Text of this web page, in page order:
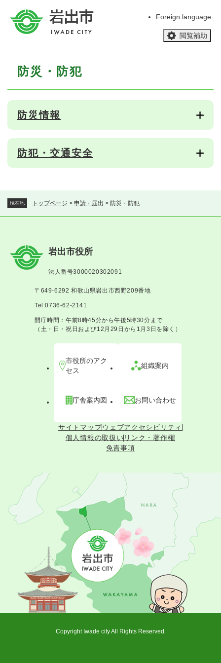
Foreign language
閲覧補助
現在地 トップページ > 申請・届出 > 防災・防犯
防災・防犯
防災情報
防犯・交通安全
岩出市役所
法人番号3000020302091
〒649-6292 和歌山県岩出市西野209番地
Tel:0736-62-2141
開庁時間：午前8時45分から午後5時30分まで
（土・日・祝日および12月29日から1月3日を除く）
市役所のアク
セス
組織案内
庁舎案内図 お問い合わせ
サイトマップウェブアクセシビリティ
個人情報の取扱い リンク・著作権
免責事項
Copyright Iwade city All Rights Reserved.